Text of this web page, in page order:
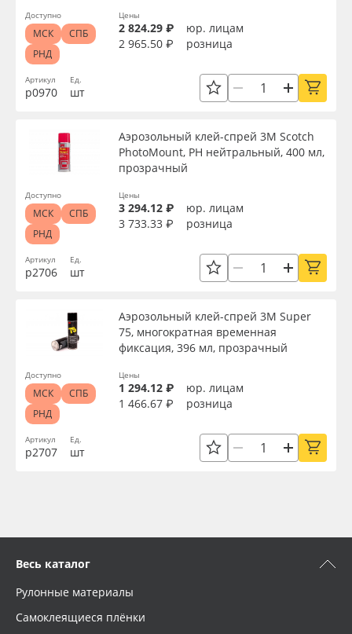
Заготовки для сувениров
Артикул
р0970
Ед.
шт
Цены
2 824.29 ₽
юр. лицам
2 965.50 ₽
розница
Доступно
МСК
СПБ
РНД
Артикул
р2706
Аэрозольный клей-спрей 3M Scotch
PhotoMount, PH нейтральный, 400 мл,
прозрачный
Ед.
шт
Цены
3 294.12 ₽
юр. лицам
3 733.33 ₽
розница
Доступно
МСК
СПБ
РНД
Артикул
р2707
Аэрозольный клей-спрей 3M Super
75, многократная временная
фиксация, 396 мл, прозрачный
Ед.
шт
Цены
1 294.12 ₽
юр. лицам
1 466.67 ₽
розница
Доступно
МСК
СПБ
РНД
Весь каталог
Рулонные материалы
Самоклеящиеся плёнки